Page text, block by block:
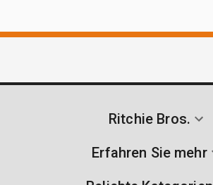
Ritchie Bros.
Erfahren Sie mehr